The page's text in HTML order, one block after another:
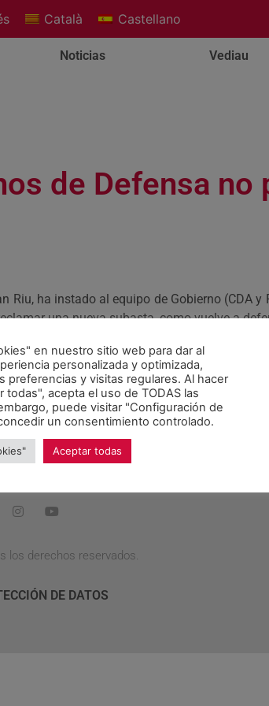
Català Castellano
Noticias Vediau
de Defensa no
ha instado al equipo de Gobierno (CDA y
una nueva subasta, como vuelve a
Defensa“a un precio razonable”para que
la inseguridad jurídica actual”, según
por parte de un privado“abriría la veda
contempla, en ningún caso, un
los derechos reservados.
DE DATOS
en nuestro sitio web para dar al
personalizada y optimizada,
preferencias y visitas regulares. Al hacer
todas", acepta el uso de TODAS las
puede visitar "Configuración de
un consentimiento controlado.
Aceptar todas